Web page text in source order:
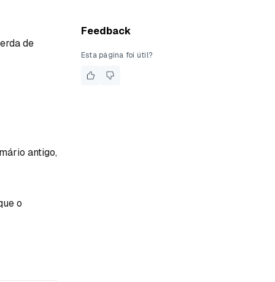
de
antigo,
o
Feedback
Esta página foi útil?